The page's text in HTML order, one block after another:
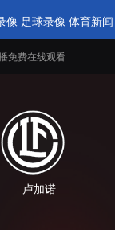
像 足球录像 体育新闻
免费在线观看
卢加诺